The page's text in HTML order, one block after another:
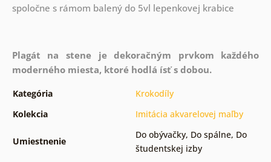
spoločne s rámom balený do 5vl lepenkovej krabice
Plagát na stene je dekoračným prvkom každého
moderného miesta, ktoré hodlá ísť s dobou.
Kategória
Krokodíly
Kolekcia
Imitácia akvarelovej maľby
Umiestnenie
Do obývačky, Do spálne, Do
študentskej izby